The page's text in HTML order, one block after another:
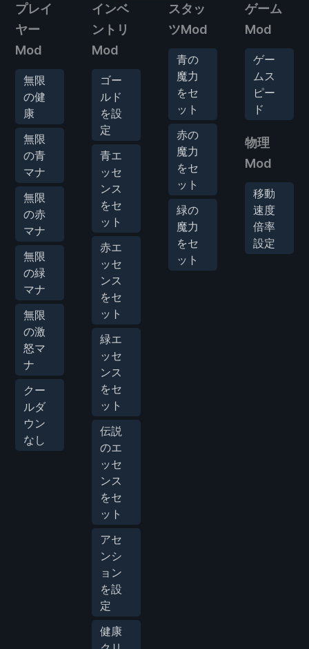
プレイ
ヤー
Mod
無限
の健
康
無限
の青
マナ
無限
の赤
マナ
無限
の緑
マナ
無限
の激
怒マ
ナ
クー
ルダ
ウン
なし
インベ
ントリ
Mod
ゴー
ルド
を設
定
青エ
ッセ
ンス
をセ
ット
赤エ
ッセ
ンス
をセ
ット
緑エ
ッセ
ンス
をセ
ット
伝説
のエ
ッセ
ンス
をセ
ット
アセ
ンシ
ョン
を設
定
健康
スタッ
ツMod
青の
魔力
をセ
ット
赤の
魔力
をセ
ット
緑の
魔力
をセ
ット
ゲーム
Mod
ゲー
ムス
ピー
ド
物理
Mod
移動
速度
倍率
設定